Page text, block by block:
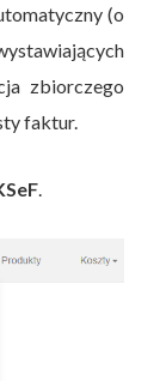
(o
zbiorczego
faktur.